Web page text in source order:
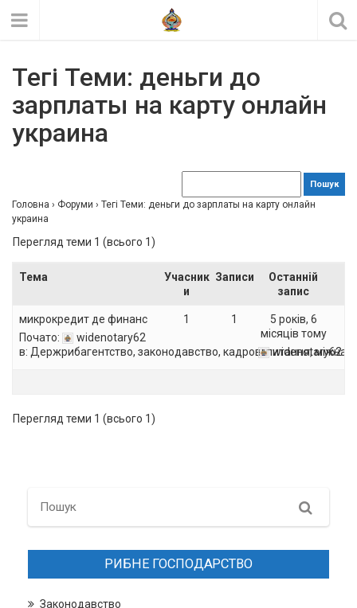
Тегі Теми: деньги до
зарплаты на карту онлайн
украина
Головна › Форуми › Тегі Теми: деньги до зарплаты на карту онлайн
украина
Перегляд теми 1 (всього 1)
Тема
Учасник
и
Записи
Останній
запис
микрокредит де финанс
Почато:
widenotary62
в: Держрибагентство, законодавство, кадрові питання,
1 1
5 років, 6
місяців тому
widenotary62
Перегляд теми 1 (всього 1)
Search
РИБНЕ ГОСПОДАРСТВО
Законодавство